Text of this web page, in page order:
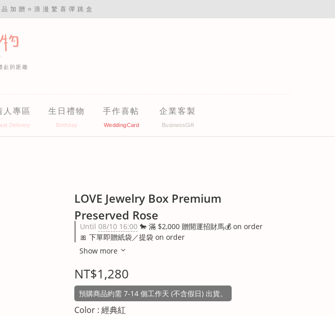
加贈⭐浪漫驚喜彈跳盒
人專區 生日禮物 手作喜帖 企業客製
LOVE Jewelry Box Premium
Preserved Rose
Until 08/10 16:00 🐎 滿 $2,000 贈開運招財馬💰 on order
🎀 下單即贈紙袋／提袋 on order
Show more
NT$1,280
預購商品約需 7-14 個工作天 (不含假日) 出貨。
Color : 經典紅